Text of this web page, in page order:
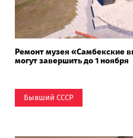
Ремонт музея «Самбекские
могут завершить до 1 ноября
Бывший СССР